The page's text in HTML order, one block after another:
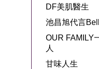
名
型男大主廚聯
名
焙
林聰明沙鍋魚
寢具│床墊
宗教開運
ELVIS愛菲斯
寢具
配件
PP波瑟楓妮品
牌館
L’eBeauty包包
OUR FAMILY
甘味人生
男內褲
NEONER
涼夏家電
3C
1MORE耳機
DF美肌醫生
池昌旭代言
OUR FAMILY
人
甘味人生